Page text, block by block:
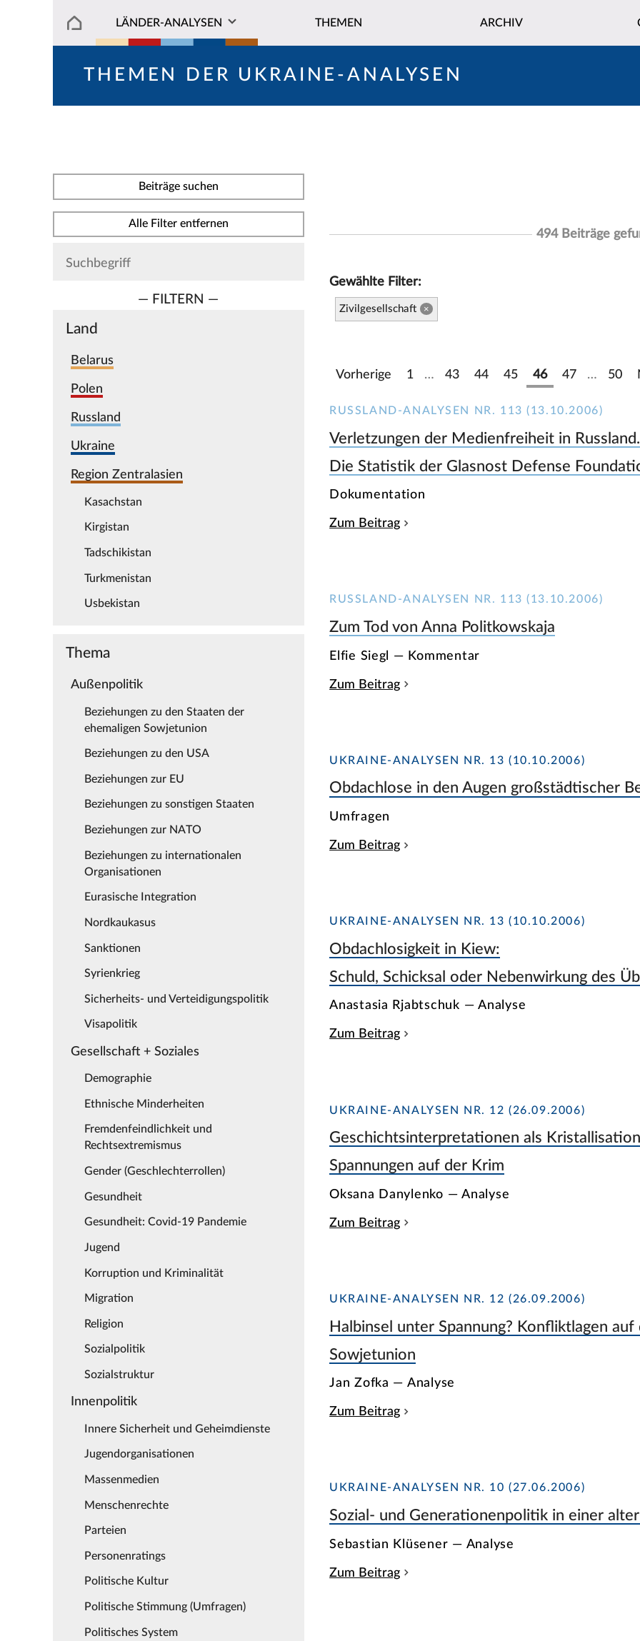
LÄNDER-ANALYSEN THEMEN ARCHIV
THEMEN DER UKRAINE-ANALYSEN
Beiträge suchen
Alle Filter entfernen
— FILTERN —
Land
Belarus
Polen
Russland
Ukraine
Region Zentralasien
Kasachstan
Kirgistan
Tadschikistan
Turkmenistan
Usbekistan
Thema
Außenpolitik
Beziehungen zu den Staaten der
ehemaligen Sowjetunion
Beziehungen zu den USA
Beziehungen zur EU
Beziehungen zu sonstigen Staaten
Beziehungen zur NATO
Beziehungen zu internationalen
Organisationen
Eurasische Integration
Nordkaukasus
Sanktionen
Syrienkrieg
Sicherheits- und Verteidigungspolitik
Visapolitik
Gesellschaft + Soziales
Demographie
Ethnische Minderheiten
Fremdenfeindlichkeit und
Rechtsextremismus
Gender (Geschlechterrollen)
Gesundheit
Gesundheit: Covid-19 Pandemie
Jugend
Korruption und Kriminalität
Migration
Religion
Sozialpolitik
Sozialstruktur
Innenpolitik
Innere Sicherheit und Geheimdienste
Jugendorganisationen
Massenmedien
Menschenrechte
Parteien
Personenratings
Politische Kultur
Politische Stimmung (Umfragen)
Politisches System
494 Beiträge
Gewählte Filter:
Zivilgesellschaft ×
Vorherige 1 … 43 44 45 46 47 … 50
RUSSLAND-ANALYSEN NR. 113 (13.10.2006)
Verletzungen der Medienfreiheit in Russland.
Die Statistik der Glasnost Defense
Dokumentation
Zum Beitrag
RUSSLAND-ANALYSEN NR. 113 (13.10.2006)
Zum Tod von Anna Politkowskaja
Elfie Siegl — Kommentar
Zum Beitrag
UKRAINE-ANALYSEN NR. 13 (10.10.2006)
Obdachlose in den Augen großstädtischer
Umfragen
Zum Beitrag
UKRAINE-ANALYSEN NR. 13 (10.10.2006)
Obdachlosigkeit in Kiew:
Schuld, Schicksal oder Nebenwirkung des
Anastasia Rjabtschuk — Analyse
Zum Beitrag
UKRAINE-ANALYSEN NR. 12 (26.09.2006)
Geschichtsinterpretationen als
Spannungen auf der Krim
Oksana Danylenko — Analyse
Zum Beitrag
UKRAINE-ANALYSEN NR. 12 (26.09.2006)
Halbinsel unter Spannung? Konfliktlagen
Sowjetunion
Jan Zofka — Analyse
Zum Beitrag
UKRAINE-ANALYSEN NR. 10 (27.06.2006)
Sozial- und Generationenpolitik in einer
Sebastian Klüsener — Analyse
Zum Beitrag